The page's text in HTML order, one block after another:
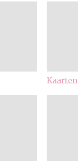
Kaarten